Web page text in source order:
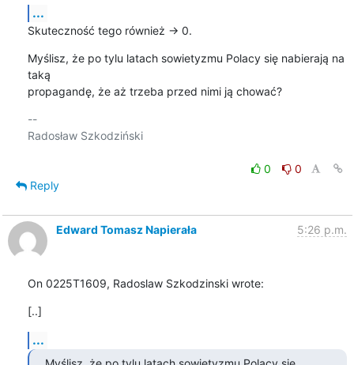
...
Skuteczność tego również -> 0.
Myślisz, że po tylu latach sowietyzmu Polacy się nabierają na
taką
propagandę, że aż trzeba przed nimi ją chować?
--
Radosław Szkodziński
0
0
Reply
Edward Tomasz Napierała 5:26 p.m.
On 0225T1609, Radoslaw Szkodzinski wrote:
[..]
...